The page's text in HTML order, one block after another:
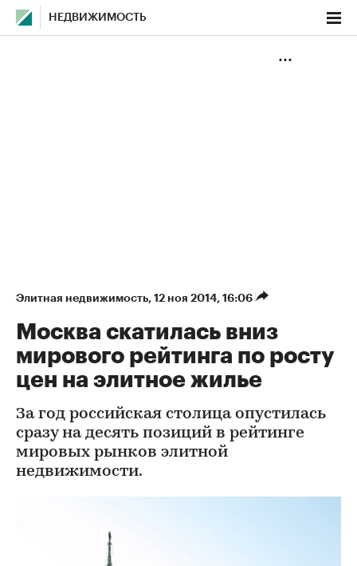
НЕДВИЖИМОСТЬ
Элитная недвижимость⁠, 12 ноя 2014, 16:06
Москва скатилась вниз
мирового рейтинга по росту
цен на элитное жилье
За год российская столица опустилась
сразу на десять позиций в рейтинге
мировых рынков элитной
недвижимости.